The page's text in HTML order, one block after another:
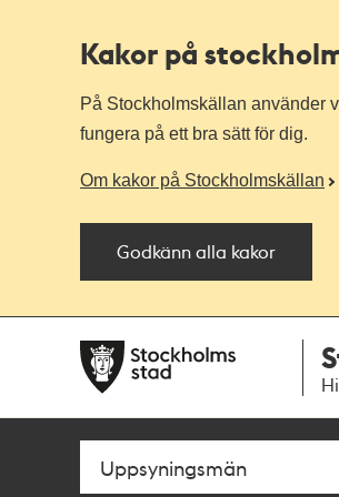
Kakor på
På Stockholmskällan använder
fungera på ett bra sätt för dig.
Om kakor på Stockholmskällan
Godkänn alla kakor
navigationen
huvudinnehållet
Sök